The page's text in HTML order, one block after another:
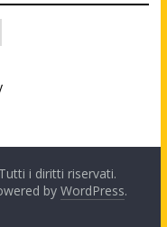
i diritti riservati.
by WordPress.